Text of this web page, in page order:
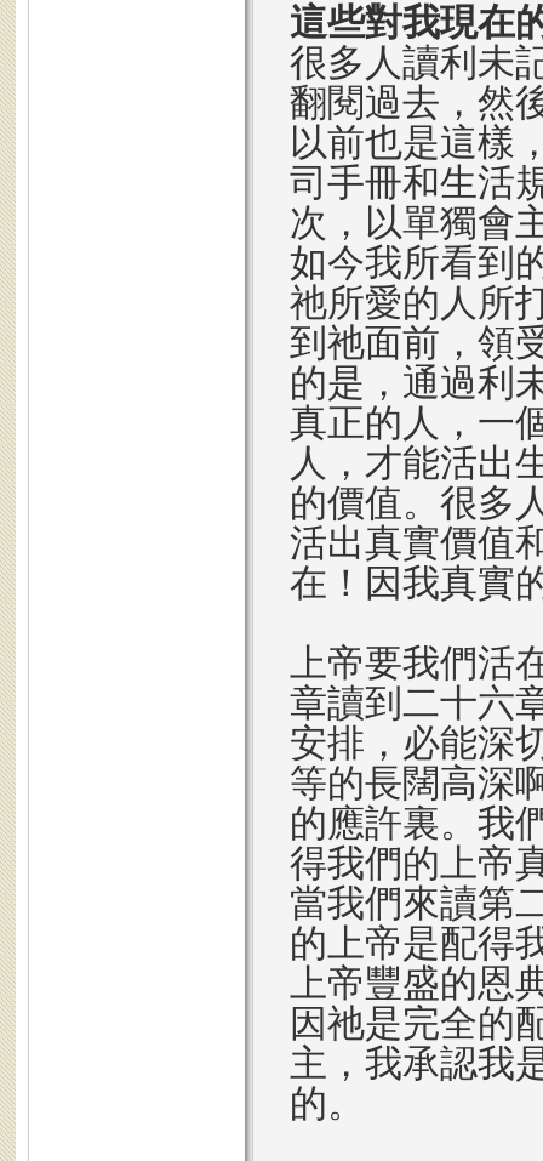
這些對我現在
很多人讀利未
翻閱過去，然
以前也是這樣
司手冊和生活
次，以單獨會
如今我所看到
祂所愛的人所
到祂面前，領
的是，通過利
真正的人，一
人，才能活出
的價值。很多
活出真實價值
在！因我真實
上帝要我們活
章讀到二十六
安排，必能深
等的長闊高深
的應許裏。我
得我們的上帝
當我們來讀第
的上帝是配得
上帝豐盛的恩
因祂是完全的
主，我承認我
的。